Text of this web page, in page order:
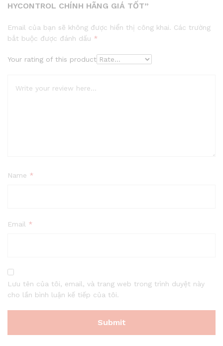
HYCONTROL CHÍNH HÃNG GIÁ TỐT”
Email của bạn sẽ không được hiển thị công khai. Các trường
bắt buộc được đánh dấu *
Your rating of this product
Name *
Email *
Lưu tên của tôi, email, và trang web trong trình duyệt này
cho lần bình luận kế tiếp của tôi.